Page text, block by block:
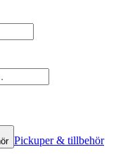
Pickuper & tillbehör